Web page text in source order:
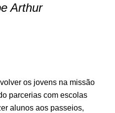
Arthur
os jovens na missão
parcerias com escolas
alunos aos passeios,